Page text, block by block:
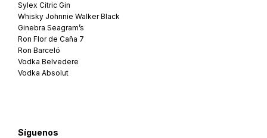
Sylex Citric Gin
Whisky Johnnie Walker Black
Ginebra Seagram’s
Ron Flor de Caña 7
Ron Barceló
Vodka Belvedere
Vodka Absolut
Síguenos